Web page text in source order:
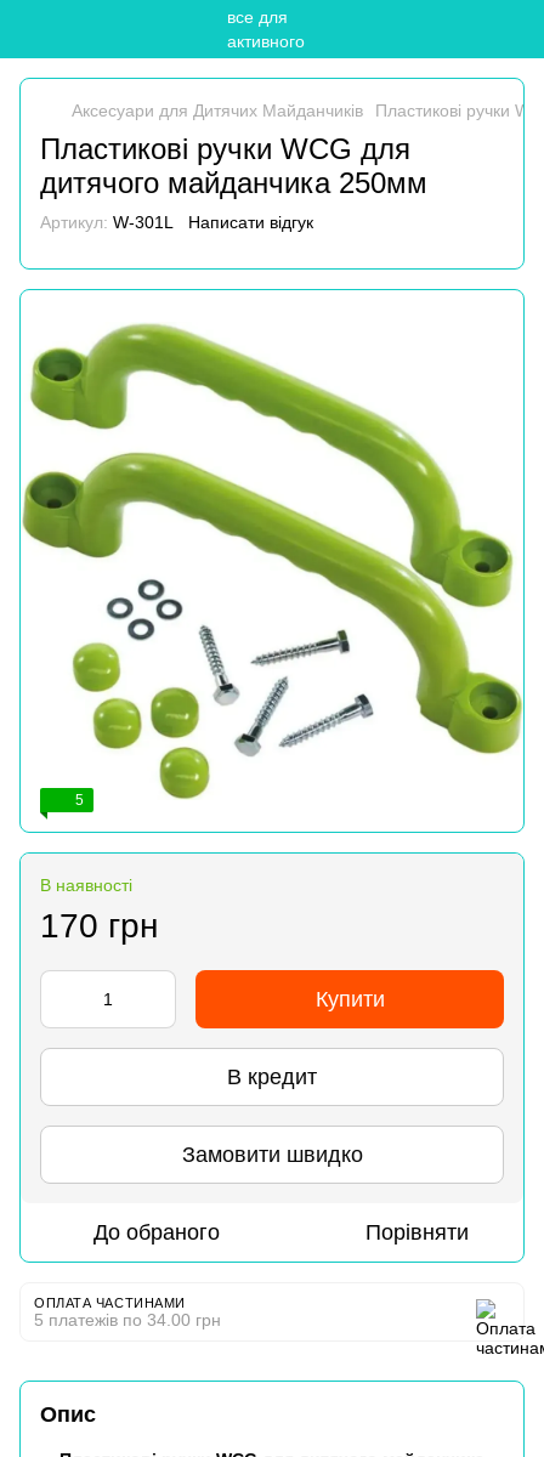
Аксесуари для Дитячих Майданчиків Пластикові ручки
Пластикові ручки WCG для
дитячого майданчика 250мм
Артикул: W-301L Написати відгук
5
В наявності
170 грн
Купити
В кредит
Замовити швидко
До обраного Порівняти
ОПЛАТА ЧАСТИНАМИ
5 платежів по 34.00 грн
Опис